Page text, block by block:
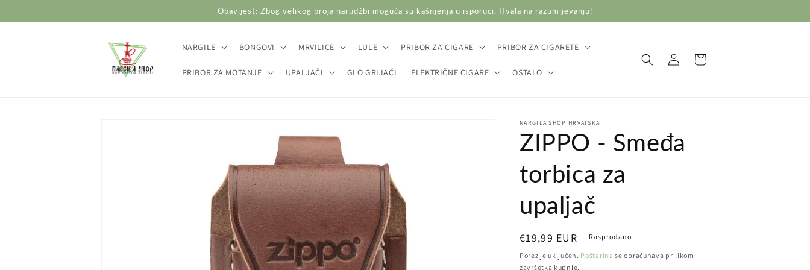
sadržaj
Obavijest: Zbog velikog broja narudžbi moguća su kašnjenja u isporuci. Hvala na razumijevanju!
NARGILE BONGOVI MRVILICE LULE PRIBOR ZA CIGARE PRIBOR ZA CIGARETE
PRIBOR ZA MOTANJE UPALJAČI GLO GRIJAČI ELEKTRIČNE CIGARE OSTALO
Prijava Košarica
NARGILA SHOP HRVATSKA
ZIPPO - Smeđa
torbica za
upaljač
Redovna
cijena
€19,99 EUR Rasprodano
Porez je uključen. Poštarinase obračunava prilikom
završetka kupnje.